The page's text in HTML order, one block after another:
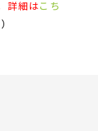
詳細はこち